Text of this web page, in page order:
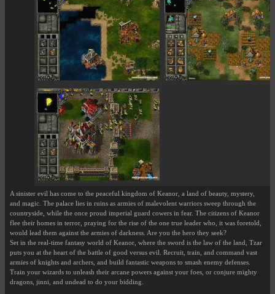
A sinister evil has come to the peaceful kingdom of Keanor, a land of beauty, mystery,
and magic. The palace lies in ruins as armies of malevolent warriors sweep through the
countryside, while the once proud imperial guard cowers in fear. The citizens of Keanor
flee their homes in terror, praying for the rise of the one true leader who, it was foretold,
would lead them against the armies of darkness. Are you the hero they seek?
Set in the real-time fantasy world of Keanor, where the sword is the law of the land, Tzar
puts you at the heart of the battle of good versus evil. Recruit, train, and command vast
armies of knights and archers, and build fantastic weapons to smash enemy defenses.
Train your wizards to unleash their arcane powers against your foes, or conjure mighty
dragons, jinni, and undead to do your bidding.